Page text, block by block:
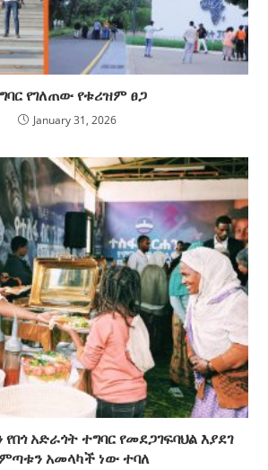
የገለጠው የቱሪዝም ፀጋ
January 31, 2026
አድራጎት ተግባር የመደጋገፍባህል እያደገ
አመላካች ነው ተባለ